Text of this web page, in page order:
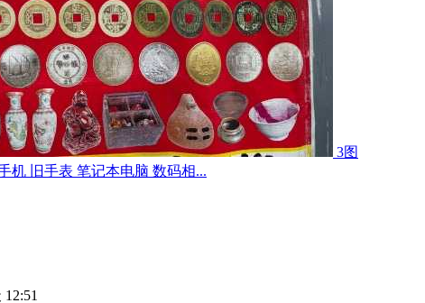
3图
机 旧手表 笔记本电脑 数码相...